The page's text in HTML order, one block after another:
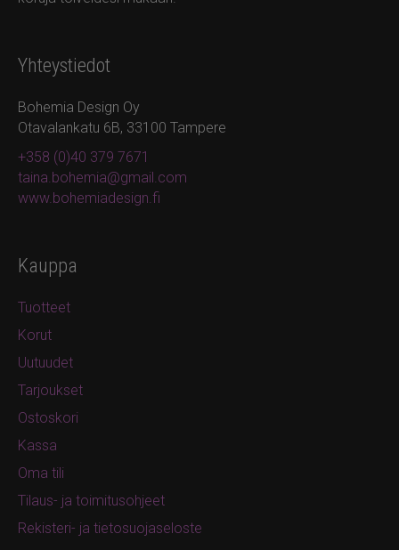
Yhteystiedot
Bohemia Design Oy
Otavalankatu 6B, 33100 Tampere
+358 (0)40 379 7671
taina.bohemia@gmail.com
www.bohemiadesign.fi
Kauppa
Tuotteet
Korut
Uutuudet
Tarjoukset
Ostoskori
Kassa
Oma tili
Tilaus- ja toimitusohjeet
Rekisteri- ja tietosuojaseloste